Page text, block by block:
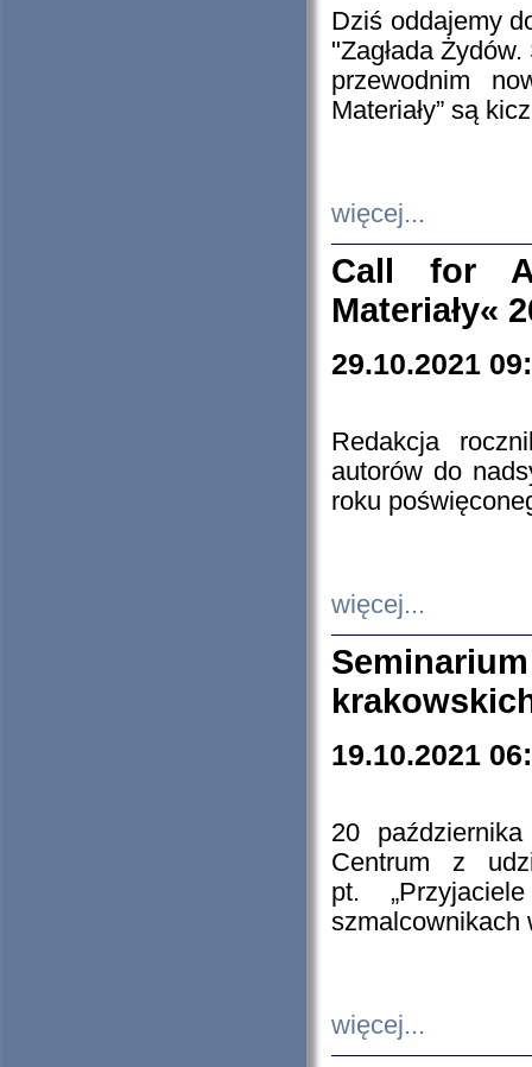
Dziś oddajemy
"Zagłada
przewodnim
Materiały” są
więcej...
Call for
Materiały«
29.10.2021
Redakcja
autorów do
roku
więcej...
19.10.2021
20
Centrum z
pt.
szmalcownikach
więcej...